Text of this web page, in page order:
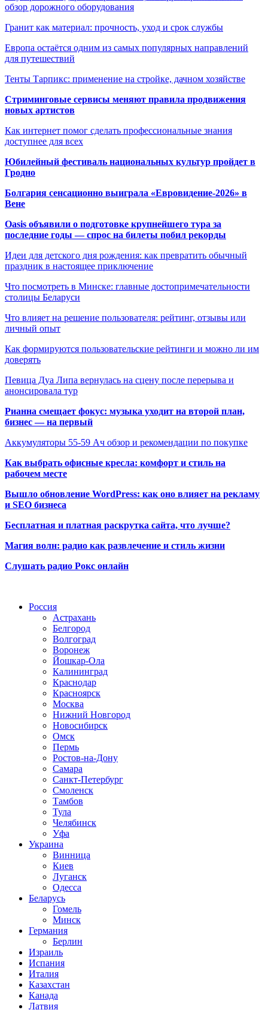
обзор дорожного оборудования
Гранит как материал: прочность, уход и срок службы
Европа остаётся одним из самых популярных направлений
для путешествий
Тенты Тарпикс: применение на стройке, дачном хозяйстве
Стриминговые сервисы меняют правила продвижения
новых артистов
Как интернет помог сделать профессиональные знания
доступнее для всех
Юбилейный фестиваль национальных культур пройдет в
Гродно
Болгария сенсационно выиграла «Евровидение-2026» в
Вене
Oasis объявили о подготовке крупнейшего тура за
последние годы — спрос на билеты побил рекорды
Идеи для детского дня рождения: как превратить обычный
праздник в настоящее приключение
Что посмотреть в Минске: главные достопримечательности
столицы Беларуси
Что влияет на решение пользователя: рейтинг, отзывы или
личный опыт
Как формируются пользовательские рейтинги и можно ли им
доверять
Певица Дуа Липа вернулась на сцену после перерыва и
анонсировала тур
Рианна смещает фокус: музыка уходит на второй план,
бизнес — на первый
Аккумуляторы 55-59 Ач обзор и рекомендации по покупке
Как выбрать офисные кресла: комфорт и стиль на
рабочем месте
Вышло обновление WordPress: как оно влияет на рекламу
и SEO бизнеса
Бесплатная и платная раскрутка сайта, что лучше?
Магия волн: радио как развлечение и стиль жизни
Слушать радио Рокс онлайн
Россия
Астрахань
Белгород
Волгоград
Воронеж
Йошкар-Ола
Калининград
Краснодар
Красноярск
Москва
Нижний Новгород
Новосибирск
Омск
Пермь
Ростов-на-Дону
Самара
Санкт-Петербург
Смоленск
Тамбов
Тула
Челябинск
Уфа
Украина
Винница
Киев
Луганск
Одесса
Беларусь
Гомель
Минск
Германия
Берлин
Израиль
Испания
Италия
Казахстан
Канада
Латвия